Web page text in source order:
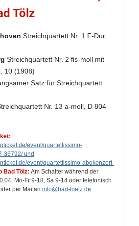
Tölz
Streichquartett Nr. 1 F-Dur,
Streichquartett Nr. 2 fis-moll mit
10 (1908)
Satz für Streichquartett
Nr. 13 a-moll, D 804
event/quartettissimo-
36792/ und
event/quartettissimo-abokonzert-
Bad Tölz: Am Schalter während der
Mo-Fr 9-18, Sa 9-14 oder telefonisch
per Mai an info@bad-toelz.de